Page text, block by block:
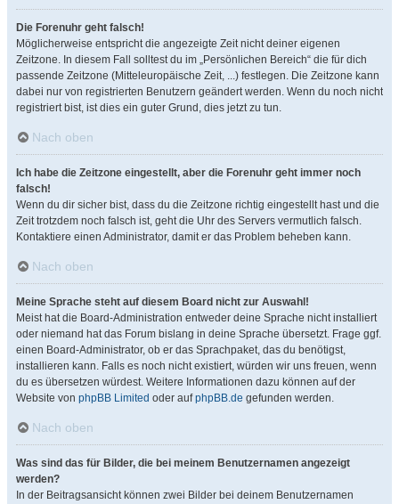
Die Forenuhr geht falsch!
Möglicherweise entspricht die angezeigte Zeit nicht deiner eigenen
Zeitzone. In diesem Fall solltest du im „Persönlichen Bereich“ die für dich
passende Zeitzone (Mitteleuropäische Zeit, ...) festlegen. Die Zeitzone kann
dabei nur von registrierten Benutzern geändert werden. Wenn du noch nicht
registriert bist, ist dies ein guter Grund, dies jetzt zu tun.
Nach oben
Ich habe die Zeitzone eingestellt, aber die Forenuhr geht immer noch
falsch!
Wenn du dir sicher bist, dass du die Zeitzone richtig eingestellt hast und die
Zeit trotzdem noch falsch ist, geht die Uhr des Servers vermutlich falsch.
Kontaktiere einen Administrator, damit er das Problem beheben kann.
Nach oben
Meine Sprache steht auf diesem Board nicht zur Auswahl!
Meist hat die Board-Administration entweder deine Sprache nicht installiert
oder niemand hat das Forum bislang in deine Sprache übersetzt. Frage ggf.
einen Board-Administrator, ob er das Sprachpaket, das du benötigst,
installieren kann. Falls es noch nicht existiert, würden wir uns freuen, wenn
du es übersetzen würdest. Weitere Informationen dazu können auf der
Website von phpBB Limited oder aufphpBB.de gefunden werden.
Nach oben
Was sind das für Bilder, die bei meinem Benutzernamen angezeigt
werden?
In der Beitragsansicht können zwei Bilder bei deinem Benutzernamen